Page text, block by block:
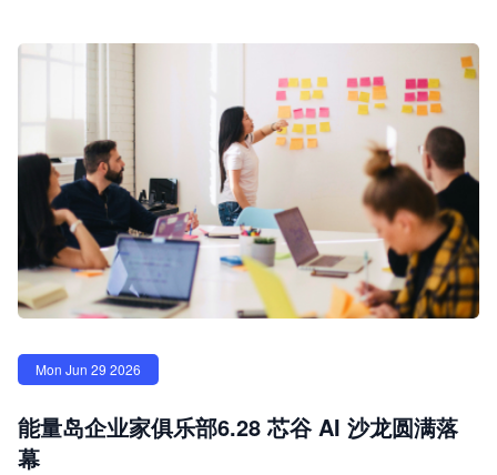
Mon Jun 29 2026
能量岛企业家俱乐部6.28 芯谷 AI 沙龙圆满落
幕